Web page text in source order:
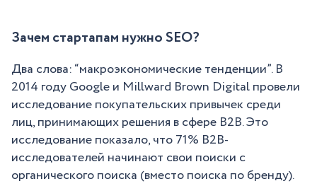
Зачем стартапам нужно SEO?
Два слова: “макроэкономические тенденции”. В
2014 году Google и Millward Brown Digital провели
исследование покупательских привычек среди
лиц, принимающих решения в сфере B2B. Это
исследование показало, что 71% B2B-
исследователей начинают свои поиски с
органического поиска (вместо поиска по бренду).